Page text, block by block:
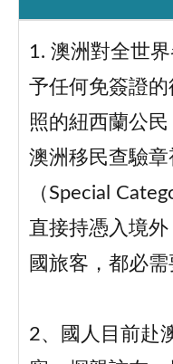
1. 澳洲對全世
予任何免簽證
照的紐西蘭公
澳洲移民查驗章
（Special
直接持憑入境
國旅客，都必需
2、國人目前赴